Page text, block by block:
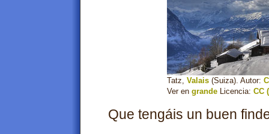
Tatz, Valais(Suiza). Autor:
Ver en grandeLicencia: CC
Que tengáis un buen